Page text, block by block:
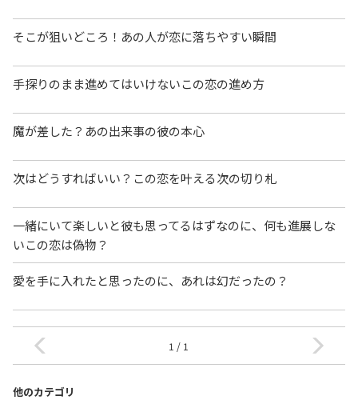
そこが狙いどころ！あの人が恋に落ちやすい瞬間
手探りのまま進めてはいけないこの恋の進め方
魔が差した？あの出来事の彼の本心
次はどうすればいい？この恋を叶える次の切り札
一緒にいて楽しいと彼も思ってるはずなのに、何も進展しな
いこの恋は偽物？
愛を手に入れたと思ったのに、あれは幻だったの？
1 / 1
他のカテゴリ